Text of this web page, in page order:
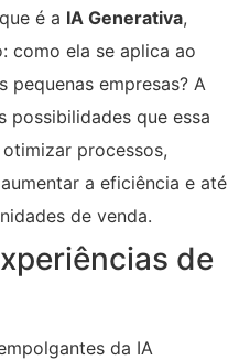
é a IA Generativa,
como ela se aplica ao
pequenas empresas? A
possibilidades que essa
processos,
a eficiência e até
de venda.
de
da IA